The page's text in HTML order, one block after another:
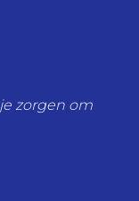
zorgen om